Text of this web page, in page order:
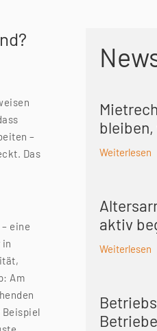
–
Das
eine
in
Am
Weiterlesen
aktiv
Weiterlesen
Betriebe